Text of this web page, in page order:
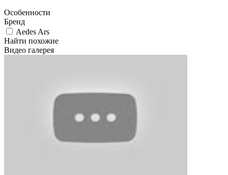
Особенности
Бренд
Aedes Ars
Найти похожие
Видео галерея